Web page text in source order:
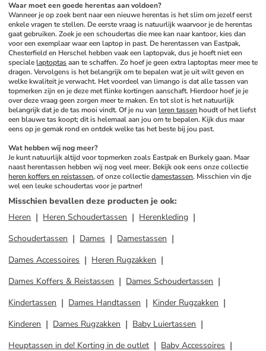
Waar moet een goede herentas aan voldoen?
Wanneer je op zoek bent naar een nieuwe herentas is het slim om jezelf eerst
enkele vragen te stellen. De eerste vraag is natuurlijk waarvoor je de herentas
gaat gebruiken. Zoek je een schoudertas die mee kan naar kantoor, kies dan
voor een exemplaar waar een laptop in past. De herentassen van Eastpak,
Chesterfield en Herschel hebben vaak een laptopvak, dus je hoeft niet een
speciale laptoptas aan te schaffen. Zo hoef je geen extra laptoptas meer mee te
dragen. Vervolgens is het belangrijk om te bepalen wat je uit wilt geven en
welke kwaliteit je verwacht. Het voordeel van limango is dat alle tassen van
topmerken zijn en je deze met flinke kortingen aanschaft. Hierdoor hoef je je
over deze vraag geen zorgen meer te maken. En tot slot is het natuurlijk
belangrijk dat je de tas mooi vindt. Of je nu van leren tassen houdt of het liefst
een blauwe tas koopt; dit is helemaal aan jou om te bepalen. Kijk dus maar
eens op je gemak rond en ontdek welke tas het beste bij jou past.
Wat hebben wij nog meer?
Je kunt natuurlijk altijd voor topmerken zoals Eastpak en Burkely gaan. Maar
heren koffers en reistassen, of onze collectie damestassen. Misschien vin dje
wel een leuke schoudertas voor je partner!
Misschien bevallen deze producten je ook:
Heren
Heren Schoudertassen
Herenkleding
Schoudertassen
Dames
Damestassen
Dames Accessoires
Heren Rugzakken
Dames Koffers & Reistassen
Dames Schoudertassen
Kindertassen
Dames Handtassen
Kinder Rugzakken
Kinderen
Dames Rugzakken
Baby Luiertassen
Heuptassen in de! Korting in de outlet
Baby Accessoires